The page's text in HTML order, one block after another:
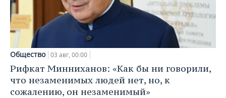
Общество 03 авг, 00:00
Рифкат Минниханов: «Как бы ни говорили,
что незаменимых людей нет, но, к
сожалению, он незаменимый»